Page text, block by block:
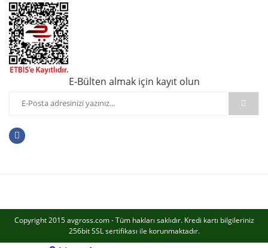
E-Bülten almak için kayıt olun
Copyright 2015 avgross.com - Tüm hakları saklıdır. Kredi kartı bilgileriniz
256bit SSL sertifikası ile korunmaktadır.